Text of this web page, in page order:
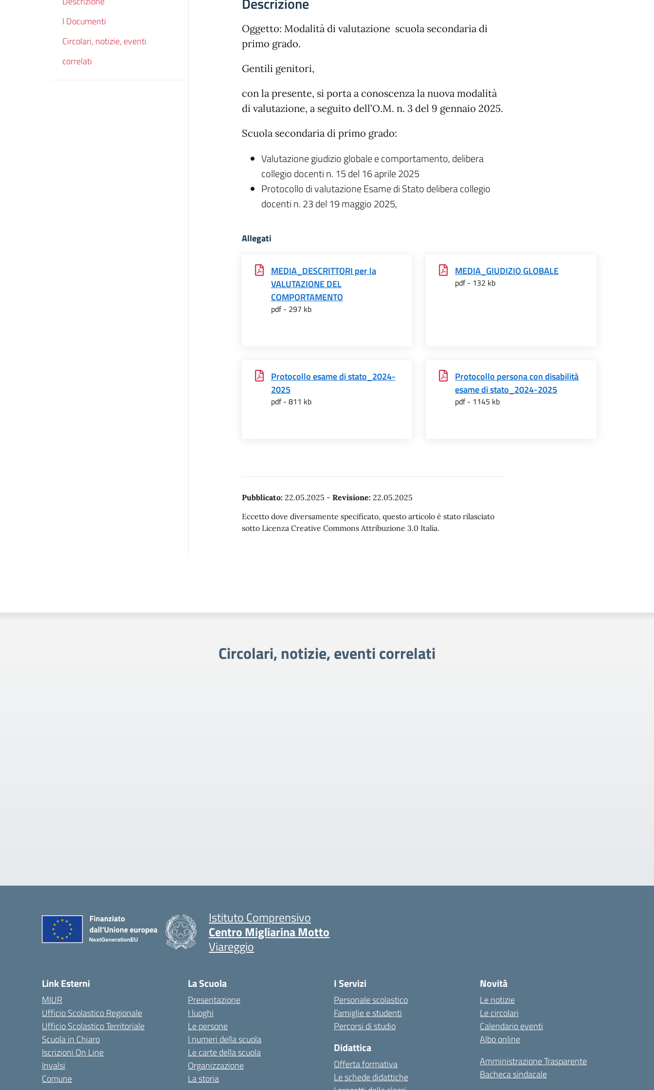
I Documenti
Circolari, notizie, eventi
correlati
Oggetto: Modalità di valutazione scuola secondaria di
primo grado.
Gentili genitori,
con la presente, si porta a conoscenza la nuova modalità
di valutazione, a seguito dell’O.M. n. 3 del 9 gennaio 2025.
Scuola secondaria di primo grado:
Valutazione giudizio globale e comportamento, delibera
collegio docenti n. 15 del 16 aprile 2025
Protocollo di valutazione Esame di Stato delibera collegio
docenti n. 23 del 19 maggio 2025,
Allegati
MEDIA_DESCRITTORI per la
VALUTAZIONE DEL
COMPORTAMENTO
pdf - 297 kb
MEDIA_GIUDIZIO GLOBALE
pdf - 132 kb
Protocollo esame di stato_2024-
2025
pdf - 811 kb
Protocollo persona con disabilità
esame di stato_2024-2025
pdf - 1145 kb
Pubblicato: 22.05.2025 - Revisione: 22.05.2025
Eccetto dove diversamente specificato, questo articolo è stato rilasciato
sotto Licenza Creative Commons Attribuzione 3.0 Italia.
Circolari, notizie, eventi correlati
Istituto Comprensivo
Centro Migliarina Motto
Viareggio
Link Esterni
MIUR
Ufficio Scolastico Regionale
Ufficio Scolastico Territoriale
Scuola in Chiaro
Iscrizioni On Line
Invalsi
Comune
La Scuola
Presentazione
I luoghi
Le persone
I numeri della scuola
Le carte della scuola
Organizzazione
La storia
I Servizi
Personale scolastico
Famiglie e studenti
Percorsi di studio
Didattica
Offerta formativa
Le schede didattiche
Novità
Le notizie
Le circolari
Calendario eventi
Albo online
Amministrazione Trasparente
Bacheca sindacale